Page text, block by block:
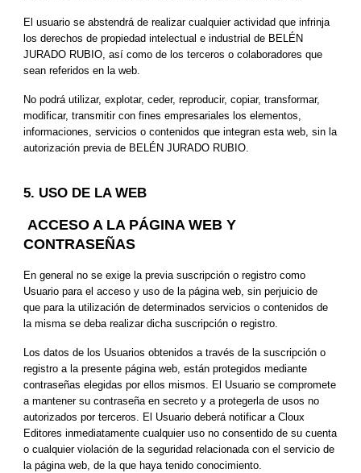
El usuario se abstendrá de realizar cualquier actividad que infrinja
los derechos de propiedad intelectual e industrial de BELÉN
JURADO RUBIO, así como de los terceros o colaboradores que
sean referidos en la web.
No podrá utilizar, explotar, ceder, reproducir, copiar, transformar,
modificar, transmitir con fines empresariales los elementos,
informaciones, servicios o contenidos que integran esta web, sin la
autorización previa de BELÉN JURADO RUBIO.
5. USO DE LA WEB
ACCESO A LA PÁGINA WEB Y
CONTRASEÑAS
En general no se exige la previa suscripción o registro como
Usuario para el acceso y uso de la página web, sin perjuicio de
que para la utilización de determinados servicios o contenidos de
la misma se deba realizar dicha suscripción o registro.
Los datos de los Usuarios obtenidos a través de la suscripción o
registro a la presente página web, están protegidos mediante
contraseñas elegidas por ellos mismos. El Usuario se compromete
a mantener su contraseña en secreto y a protegerla de usos no
autorizados por terceros. El Usuario deberá notificar a Cloux
Editores inmediatamente cualquier uso no consentido de su cuenta
o cualquier violación de la seguridad relacionada con el servicio de
la página web, de la que haya tenido conocimiento.